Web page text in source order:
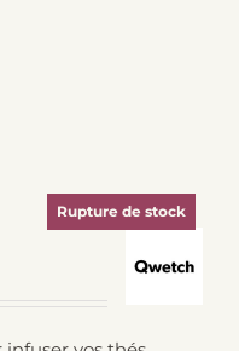
Rupture de stock